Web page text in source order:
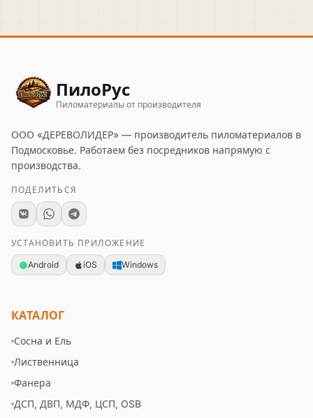
ПилоРус
Пиломатериалы от производителя
ООО «ДЕРЕВОЛИДЕР» — производитель пиломатериалов в
Подмосковье. Работаем без посредников напрямую с
производства.
ПОДЕЛИТЬСЯ
УСТАНОВИТЬ ПРИЛОЖЕНИЕ
Android iOS Windows
КАТАЛОГ
Сосна и Ель
Лиственница
Фанера
ДСП, ДВП, МДФ, ЦСП, OSB